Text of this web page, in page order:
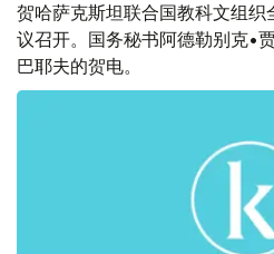
贺哈萨克斯坦联合国教科文组
议召开。国务秘书阿德勒别克•
巴耶夫的贺电。